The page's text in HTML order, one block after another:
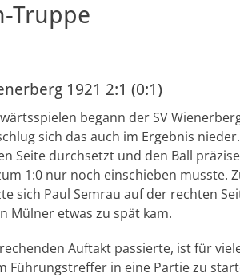
Truppe
1921 2:1 (0:1)
begann der SV
sich das auch im Ergebnis
Seite durchsetzt und den Ball
1:0 nur noch einschieben musste.
sich Paul Semrau auf der rechten
Mülner etwas zu spät kam.
Auftakt passierte, ist für
Führungstreffer in eine Partie zu